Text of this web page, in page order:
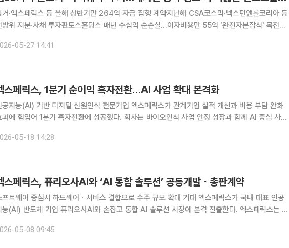
거·엑스페릭스 등 올해 상반기만 264억 자금 집행 계약지난해 CSA코스믹·넥스턴앤롤코리아 등
방위 지분·사채 투자판토스홀딩스 매년 수십억 순손실…이자비용만 55억 ‘완전자본잠식' 목전구
해에 이어 올해 들어서도 코스닥 메자닌(주식연계채권) 시장과 투자조합
05-27 14:41
스페릭스, 1분기 순이익 흑자전환…AI 사업 확대 본격화
공지능(AI) 기반 디지털 신원인식 전문기업 엑스페릭스가 관계기업 실적 개선과 비용 부담 완화
과에 힘입어 1분기 흑자전환에 성공했다. 회사는 바이오인식 사업 안정 성장과 함께 AI 중심 사업
대비 34.7% 성장했다고 18일 밝혔다. 같은 기간
05-18 14:28
스페릭스, 퓨리오사AI와 ‘AI 통합 솔루션’ 공동개발ㆍ총판계약
트웨어 중심서 하드웨어ㆍ서비스 결합으로 수주 규모 확대 기대 엑스페릭스가 국내 대표 인공
(AI) 반도체 기업 퓨리오사AI와 손잡고 통합 AI 솔루션 시장에 본격 진출한다. 엑스페릭스는 퓨
결했다고 8일 밝혔다. 양사는 이번 협력을 통해 인프라
05-08 09:45